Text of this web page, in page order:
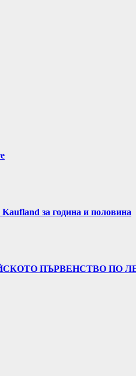
за година и половина
ПЪРВЕНСТВО